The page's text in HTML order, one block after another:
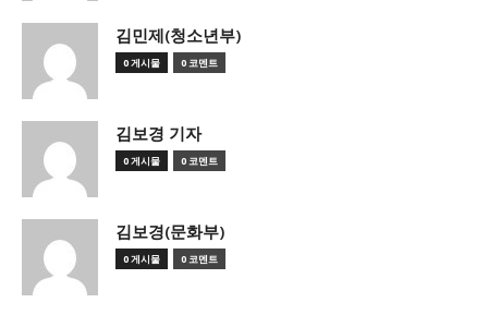
김민제(청소년부)
0 게시물 0 코멘트
김보경 기자
0 게시물 0 코멘트
김보경(문화부)
0 게시물 0 코멘트